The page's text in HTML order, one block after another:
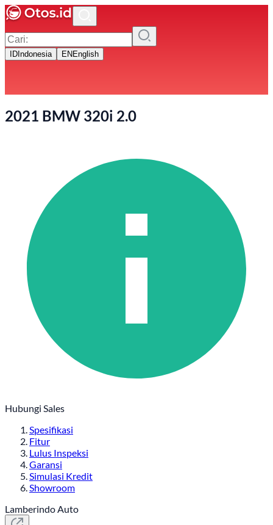
ID Indonesia EN English
2021 BMW 320i 2.0
Hubungi Sales
Spesifikasi
Fitur
Lulus Inspeksi
Garansi
Simulasi Kredit
Showroom
Lamberindo Auto